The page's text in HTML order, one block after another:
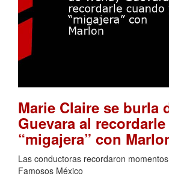
Marie Claire se burla
Guevara al
“migajera” con
Las conductoras recordaron
Famosos México